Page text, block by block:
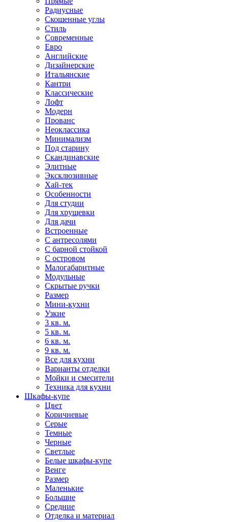
Радиусные
Скошенные углы
Стиль
Современные
Евро
Английские
Дизайнерские
Итальянские
Кантри
Классические
Лофт
Модерн
Прованс
Неоклассика
Минимализм
Под старину
Скандинавские
Элитные
Эксклюзивные
Хай-тек
Особенности
Для студии
Для хрущевки
Для дачи
Встроенные
С антресолями
С барной стойкой
С островом
Малогабаритные
Модульные
Скрытые ручки
Размер
Мини-кухни
Узкие
3 кв. м.
5 кв. м.
6 кв. м.
9 кв. м.
Все для кухни
Варианты отделки
Мойки и смесители
Техника для кухни
Шкафы-купе
Цвет
Коричневые
Серые
Темные
Черные
Светлые
Белые шкафы-купе
Венге
Размер
Маленькие
Большие
Средние
Отделка и материал